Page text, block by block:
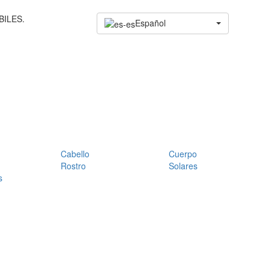
Español
Cabello
Cuerpo
Rostro
Solares